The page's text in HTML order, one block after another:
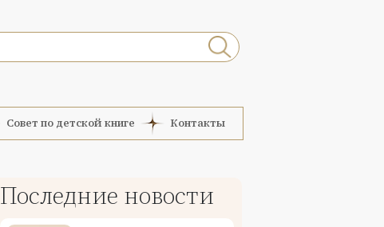
Совет по детской книге Контакты
Последние новости